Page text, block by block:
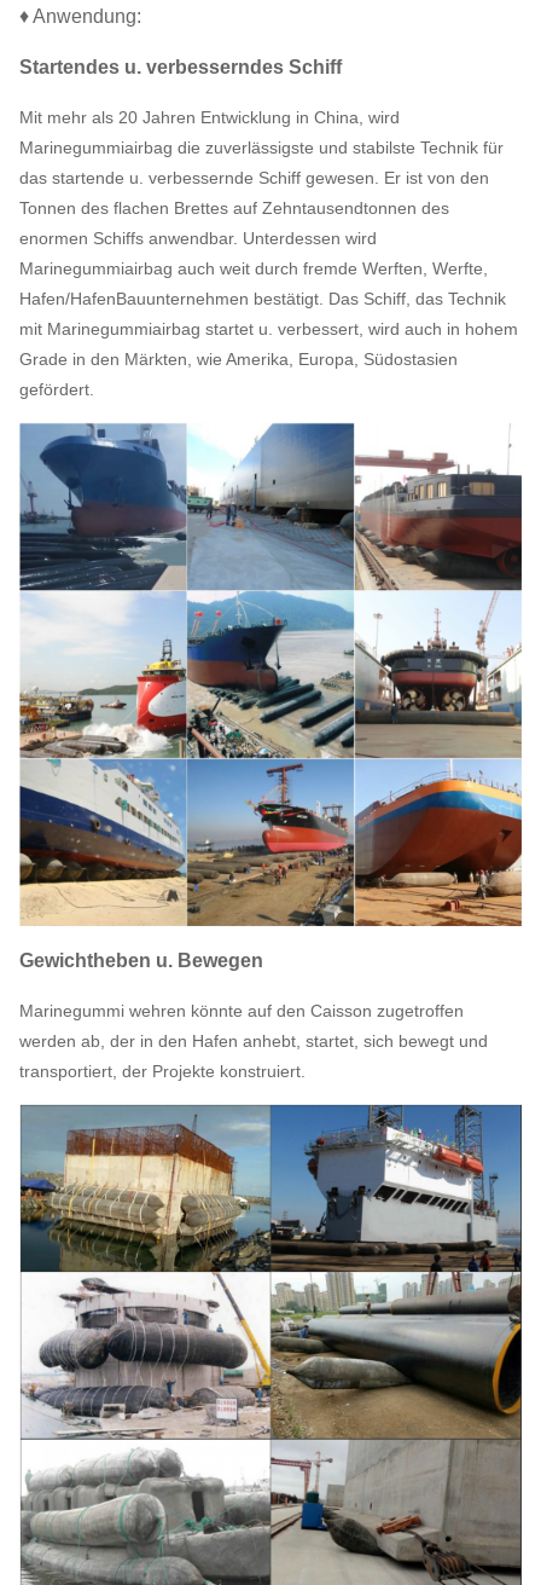
♦ Anwendung:
Startendes u. verbesserndes Schiff
Mit mehr als 20 Jahren Entwicklung in China, wird
Marinegummiairbag die zuverlässigste und stabilste Technik für
das startende u. verbessernde Schiff gewesen. Er ist von den
Tonnen des flachen Brettes auf Zehntausendtonnen des
enormen Schiffs anwendbar. Unterdessen wird
Marinegummiairbag auch weit durch fremde Werften, Werfte,
Hafen/HafenBauunternehmen bestätigt. Das Schiff, das Technik
mit Marinegummiairbag startet u. verbessert, wird auch in hohem
Grade in den Märkten, wie Amerika, Europa, Südostasien
gefördert.
Gewichtheben u. Bewegen
Marinegummi wehren könnte auf den Caisson zugetroffen
werden ab, der in den Hafen anhebt, startet, sich bewegt und
transportiert, der Projekte konstruiert.